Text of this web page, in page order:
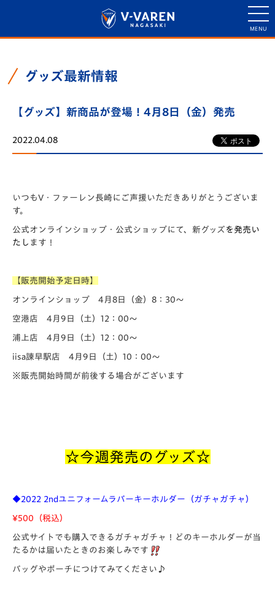
グッズ最新情報
【グッズ】新商品が登場！4月8日（金）発売
2022.04.08
いつもV・ファーレン長崎にご声援いただきありがとうございま
す。
公式オンラインショップ・公式ショップにて、新グッズ を発売い
たし ます！
【販売開始予定日時】
オンラインショップ 4月8日（金）8：30～
空港店 4月9日（土）12：00～
浦上店 4月9日（土）12：00～
iisa諫早駅店 4月9日（土）10：00～
※販売開始時間が前後する場合がございます
☆今週発売のグッズ☆
◆​2022 2ndユニフォームラバーキーホルダー（ガチャガチャ）
¥500（税込）
公式サイトでも購入できるガチャガチャ！どのキーホルダーが当
たるかは届いたときのお楽しみです
バッグやポーチにつけてみてください♪